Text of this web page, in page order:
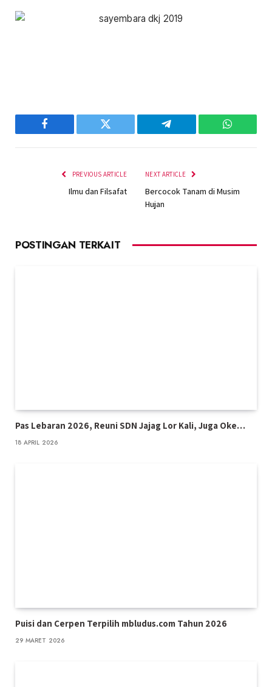
Facebook Twitter Telegram
PREVIOUS ARTICLE
Ilmu dan Filsafat
NEXT ARTICLE
Bercocok Tanam di Musim
Hujan
POSTINGAN TERKAIT
Pas Lebaran 2026, Reuni SDN Jajag Lor Kali, Juga Oke…
18 APRIL 2026
Puisi dan Cerpen Terpilih mbludus.com Tahun 2026
29 MARET 2026